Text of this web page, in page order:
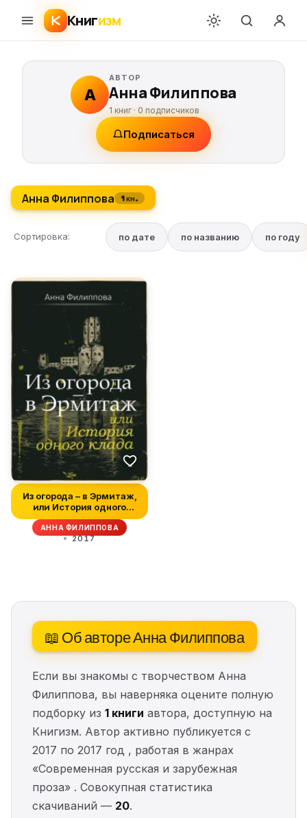
Книгизм
А
АВТОР
Анна Филиппова
1 книг ·0 подписчиков
Подписаться
Анна Филиппова 1 кн.
Сортировка: по дате по названию по году
Из огорода – в Эрмитаж,
или История одного
клада
АННА ФИЛИППОВА
2017
📖 Об авторе Анна Филиппова
Если вы знакомы с творчеством Анна
Филиппова, вы наверняка оцените полную
подборку из 1 книги автора, доступную на
Книгизм. Автор активно публикуется с
2017 по 2017 год , работая в жанрах
«Современная русская и зарубежная
проза» . Совокупная статистика
скачиваний — 20.